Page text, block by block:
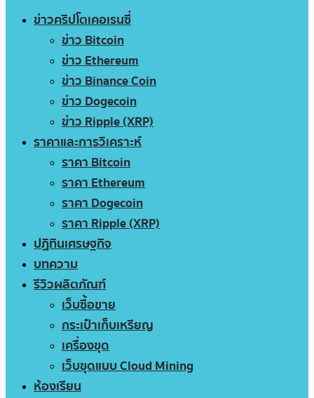
ข่าวคริปโตเคอเรนซี่
ข่าว Bitcoin
ข่าว Ethereum
ข่าว Binance Coin
ข่าว Dogecoin
ข่าว Ripple (XRP)
ราคาและการวิเคราะห์
ราคา Bitcoin
ราคา Ethereum
ราคา Dogecoin
ราคา Ripple (XRP)
ปฏิทินเศรษฐกิจ
บทความ
รีวิวผลิตภัณฑ์
เว็บซื้อขาย
กระเป๋าเก็บเหรียญ
เครื่องขุด
เว็บขุดแบบ Cloud Mining
ห้องเรียน